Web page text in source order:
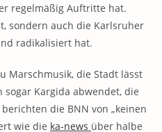
regelmäßig Auftritte hat.
sondern auch die Karlsruher
radikalisiert hat.
Marschmusik, die Stadt lässt
sogar Kargida abwendet, die
die BNN von „keinen
wie die ka-news über halbe